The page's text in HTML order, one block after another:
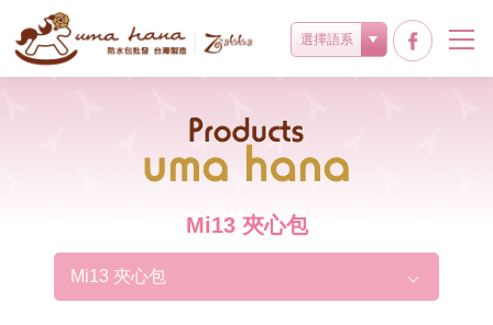
選擇語系
Products
Mi13 夾心包
Mi13 夾心包